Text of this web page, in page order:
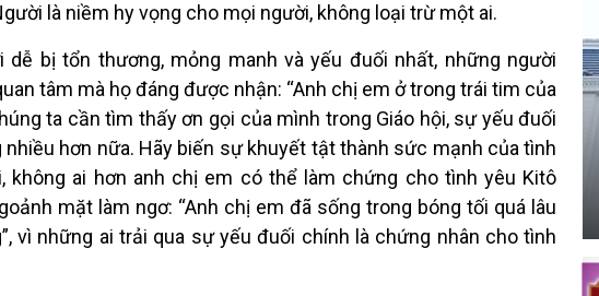
là niềm hy vọng cho mọi người, không loại trừ một ai.
dễ bị tổn thương, mỏng manh và yếu đuối nhất, những người
tâm mà họ đáng được nhận: “Anh chị em ở trong trái tim của
ta cần tìm thấy ơn gọi của mình trong Giáo hội, sự yếu đuối
hơn nữa. Hãy biến sự khuyết tật thành sức mạnh của tình
không ai hơn anh chị em có thể làm chứng cho tình yêu Kitô
mặt làm ngơ: “Anh chị em đã sống trong bóng tối quá lâu
vì những ai trải qua sự yếu đuối chính là chứng nhân cho tình